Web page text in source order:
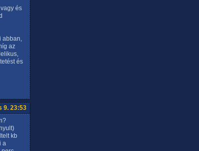
és
abban,
az
és
9. 23:53
kb
a